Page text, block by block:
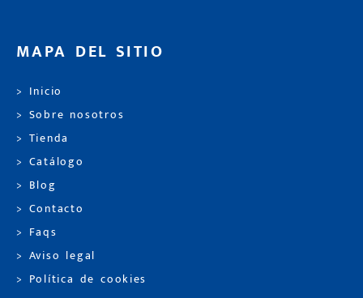
MAPA DEL SITIO
> Inicio
> Sobre nosotros
> Tienda
> Catálogo
> Blog
> Contacto
> Faqs
> Aviso legal
> Política de cookies